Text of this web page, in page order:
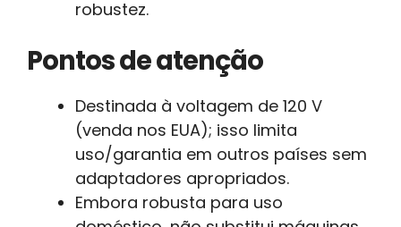
robustez.
Pontos de atenção
Destinada à voltagem de 120 V
(venda nos EUA); isso limita
uso/garantia em outros países sem
adaptadores apropriados.
Embora robusta para uso